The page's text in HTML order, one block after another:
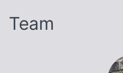
Team